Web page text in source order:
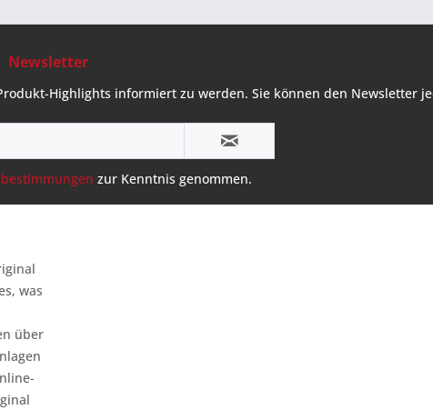
Newsletter
Highlights informiert zu werden. Sie können den Newsletter
zur Kenntnis genommen.
was
über